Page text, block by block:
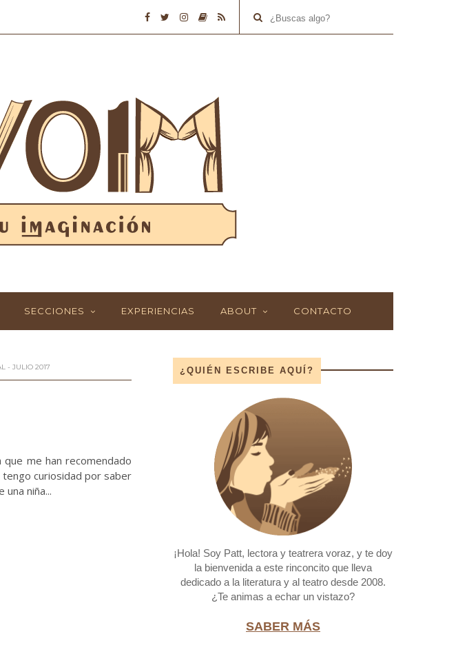
SECCIONES EXPERIENCIAS ABOUT CONTACTO
- JULIO 2017
me han recomendado
curiosidad por saber
niña...
¿QUIÉN ESCRIBE AQUÍ?
¡Hola! Soy Patt, lectora y teatrera voraz, y te doy
la bienvenida a este rinconcito que lleva
dedicado a la literatura y al teatro desde 2008.
¿Te animas a echar un vistazo?
SABER MÁS